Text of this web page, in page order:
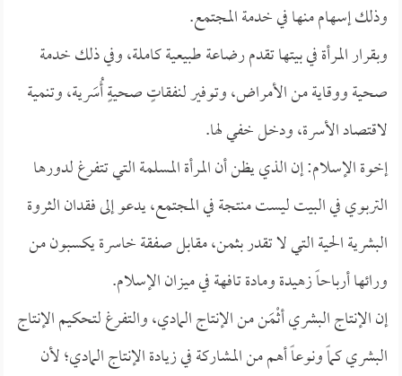
وذلك إسهام منها في خدمة المجتمع.
وبقرار المرأة في بيتها تقدم رضاعة طبيعية كاملة، وفي ذلك خدمة
صحية ووقاية من الأمراض، وتوفير لنفقاتٍ صحيةٍ أُسَرية، وتنمية
لاقتصاد الأسرة، ودخل خفي لها.
إخوة الإسلام: إن الذي يظن أن المرأة المسلمة التي تتفرغ لدورها
التربوي في البيت ليست منتجة في المجتمع، يدعو إلى فقدان الثروة
البشرية الحية التي لا تقدر بثمن، مقابل صفقة خاسرة يكسبون من
ورائها أرباحاً زهيدة ومادة تافهة في ميزان الإسلام.
إن الإنتاج البشري أثْمَن من الإنتاج المادي، والتفرغ لتحكيم الإنتاج
البشري كماً ونوعاً أهم من المشاركة في زيادة الإنتاج المادي؛ لأن